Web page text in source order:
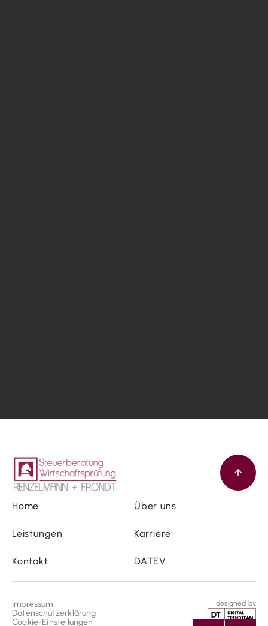
Home Über uns
Leistungen Karriere
Kontakt DATEV
Impressum
Datenschutzerklärung
Cookie-Einstellungen
designed by